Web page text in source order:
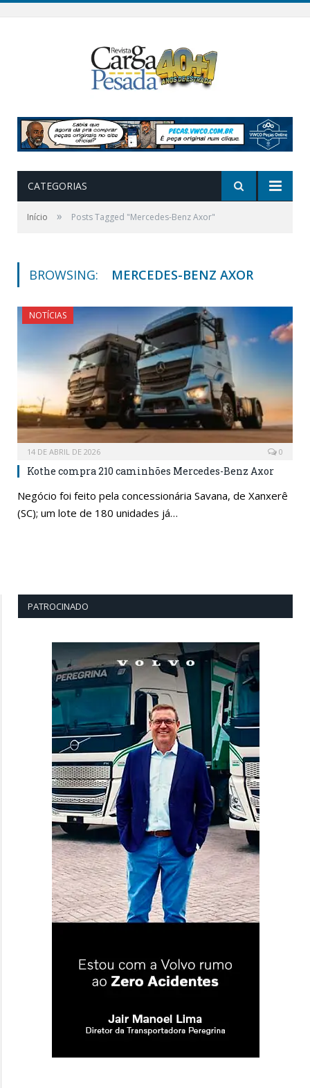
CATEGORIAS
Início » Posts Tagged "Mercedes-Benz Axor"
BROWSING: MERCEDES-BENZ AXOR
NOTÍCIAS
14 DE ABRIL DE 2026 0
Kothe compra 210 caminhões Mercedes-Benz Axor
Negócio foi feito pela concessionária Savana, de Xanxerê
(SC); um lote de 180 unidades já…
PATROCINADO